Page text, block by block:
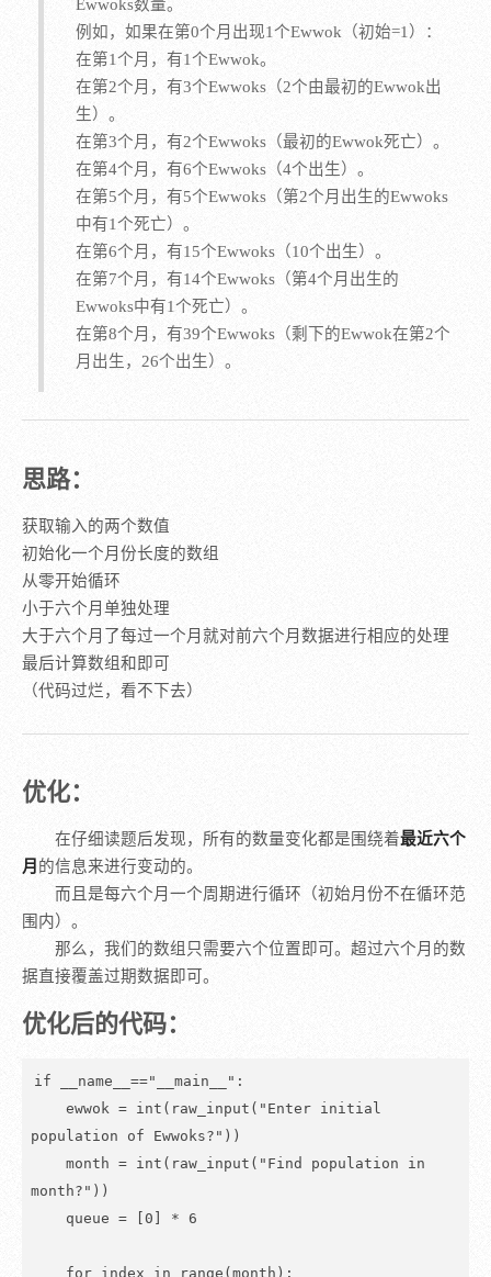
Ewwoks数量。
例如，如果在第0个月出现1个Ewwok（初始=1）：
在第1个月，有1个Ewwok。
在第2个月，有3个Ewwoks（2个由最初的Ewwok出
生）。
在第3个月，有2个Ewwoks（最初的Ewwok死亡）。
在第4个月，有6个Ewwoks（4个出生）。
在第5个月，有5个Ewwoks（第2个月出生的Ewwoks
中有1个死亡）。
在第6个月，有15个Ewwoks（10个出生）。
在第7个月，有14个Ewwoks（第4个月出生的
Ewwoks中有1个死亡）。
在第8个月，有39个Ewwoks（剩下的Ewwok在第2个
月出生，26个出生）。
思路：
获取输入的两个数值
初始化一个月份长度的数组
从零开始循环
小于六个月单独处理
大于六个月了每过一个月就对前六个月数据进行相应的处理
最后计算数组和即可
（代码过烂，看不下去）
优化：
在仔细读题后发现，所有的数量变化都是围绕着最近六个
月 的信息来进行变动的。
而且是每六个月一个周期进行循环（初始月份不在循环范
围内）。
那么，我们的数组只需要六个位置即可。超过六个月的数
据直接覆盖过期数据即可。
优化后的代码：
if __name__=="__main__":
population of Ewwoks?"))
month?"))